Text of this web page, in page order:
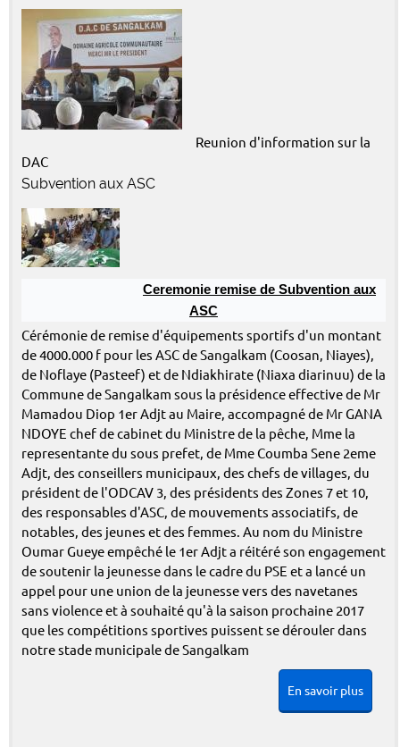
Reunion d'information sur la
DAC
Subvention aux ASC
Ceremonie remise de Subvention aux
ASC
Cérémonie de remise d'équipements sportifs d'un montant
de 4000.000 f pour les ASC de Sangalkam (Coosan, Niayes),
de Noflaye (Pasteef) et de Ndiakhirate (Niaxa diarinuu) de la
Commune de Sangalkam sous la présidence effective de Mr
Mamadou Diop 1er Adjt au Maire, accompagné de Mr GANA
NDOYE chef de cabinet du Ministre de la pêche, Mme la
representante du sous prefet, de Mme Coumba Sene 2eme
Adjt, des conseillers municipaux, des chefs de villages, du
président de l'ODCAV 3, des présidents des Zones 7 et 10,
des responsables d'ASC, de mouvements associatifs, de
notables, des jeunes et des femmes. Au nom du Ministre
Oumar Gueye empêché le 1er Adjt a réitéré son engagement
de soutenir la jeunesse dans le cadre du PSE et a lancé un
appel pour une union de la jeunesse vers des navetanes
sans violence et à souhaité qu'à la saison prochaine 2017
que les compétitions sportives puissent se dérouler dans
notre stade municipale de Sangalkam
En savoir plus